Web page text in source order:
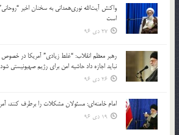
واکنش آیت‌الله نوری‌همدانی به سخنان اخیر
است
27 دی 96
رهبر معظم انقلاب: “غلط زیادی” آمریکا در
نباید اجازه داد حاشیه امن برای رژیم صهیونیستی شود
26 دی 96
امام خامنه‌ای: مسئولان مشکلات را برطرف کنند،
19 دی 96